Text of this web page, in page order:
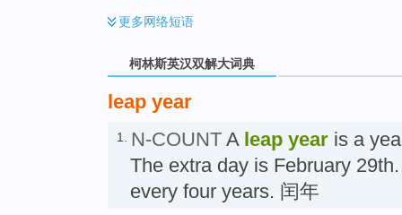
更多网络短语
柯林斯英汉双解大词典
leap year
1. N-COUNT A leap year is a
The extra day is February
every four years. 闰年